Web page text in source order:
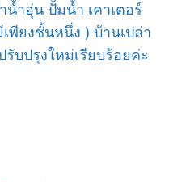
ำอุ่น ปั้มน้ำ เคาเตอร์
พียงชั้นหนึ่ง ) บ้านเปล่า
บปรุงใหม่เรียบร้อยค่ะ